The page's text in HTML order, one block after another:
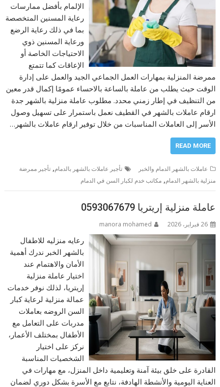
الإلمام بأفضل ممارسات
رعاية المسنين المتخصصة
بما في ذلك رعاية الرضع
ورعاية المسنين ذوي
الاحتياجات الخاصة أو
الإعاقات كما تتمتع
ممرضة المنزلية بمهارات العمل الجماعي الجيد والعمل على إدارة
الوقت حيث يطلب من عاملة بالساعة بالاحساء عمومًا إكمال قدر معين
من التنظيف في إطار زمني محدد. مطلوب عاملة منزلية بالشهر جدة
ارقام عاملات بالشهر في القطيف نعمل باستمرار على تسهيل وصول
الأسر إلى العاملات المناسبات من خلال توفير ارقام عاملات بالشهر…
READ MORE
عاملات بالشهر الدمام والخبر تأجير عاملات بالشهر بالدمام,تأجير ممرضة
منزلية بالشهر الدمام,مكاتب خدم لكبار السن في الدمام
عاملة منزلية إريتريا 0593067679
26 فبراير، 2026 manora mohamed
رعايه منزليه للاطفال
بالشهر الخبر ندرك أهمية
الأمان والاهتمام عند
اختيار عاملة منزلية
إريتريا، لذلك نوفر خدمات
عمالة منزلية لرعاية كبار
السن الروضه بعاملات
مدربات على التعامل مع
الأطفال بمختلف الأعمار،
نركز على اختيار
الشخصيات المناسبة
القادرة على خلق بيئة آمنة وتعليمية داخل المنزل، مع مهارات في
العناية اليومية والأنشطة الهادفة، نتابع مع الأسرة بشكل دوري لضمان